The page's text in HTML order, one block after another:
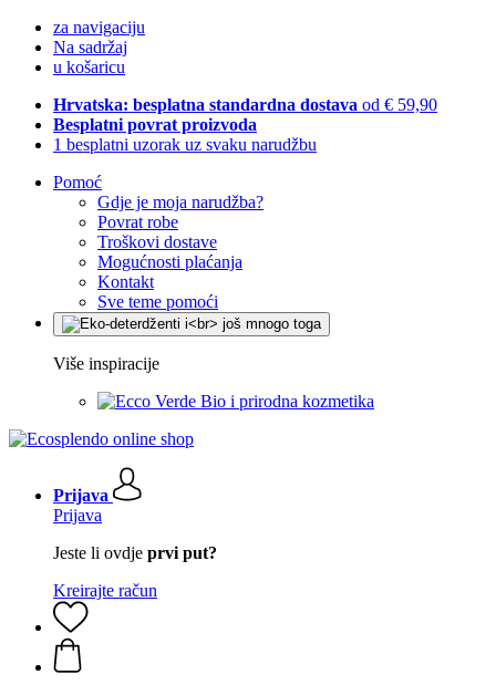
za navigaciju
Na sadržaj
u košaricu
Hrvatska: besplatna standardna dostava od € 59,90
Besplatni povrat proizvoda
1 besplatni uzorak uz svaku narudžbu
Pomoć
Gdje je moja narudžba?
Povrat robe
Troškovi dostave
Mogućnosti plaćanja
Kontakt
Sve teme pomoći
Više inspiracije
Bio i prirodna kozmetika
Prijava
Prijava
Jeste li ovdje prvi put?
Kreirajte račun